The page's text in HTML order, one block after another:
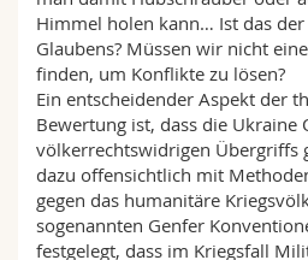
Himmel holen kann… Ist das
Glaubens? Müssen wir nicht
finden, um Konflikte zu lösen?
Ein entscheidender Aspekt der
Bewertung ist, dass die Ukraine
völkerrechtswidrigen Übergriffs
dazu offensichtlich mit
gegen das humanitäre
sogenannten Genfer
festgelegt, dass im Kriegsfall